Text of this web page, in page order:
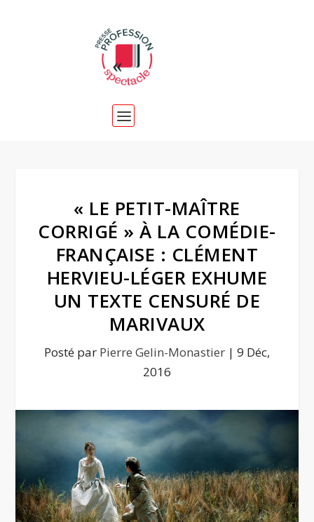
« LE PETIT-MAÎTRE
CORRIGÉ » À LA COMÉDIE-
FRANÇAISE : CLÉMENT
HERVIEU-LÉGER EXHUME
UN TEXTE CENSURÉ DE
MARIVAUX
Posté par Pierre Gelin-Monastier | 9 Déc,
2016